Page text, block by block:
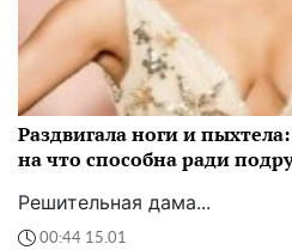
Раздвигала ноги и
на что способна ради
Решительная дама...
00:44 15.01